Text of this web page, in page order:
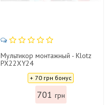
Мультикор монтажный - Klotz
PX22XY24
+ 70 грн бонус
701 грн